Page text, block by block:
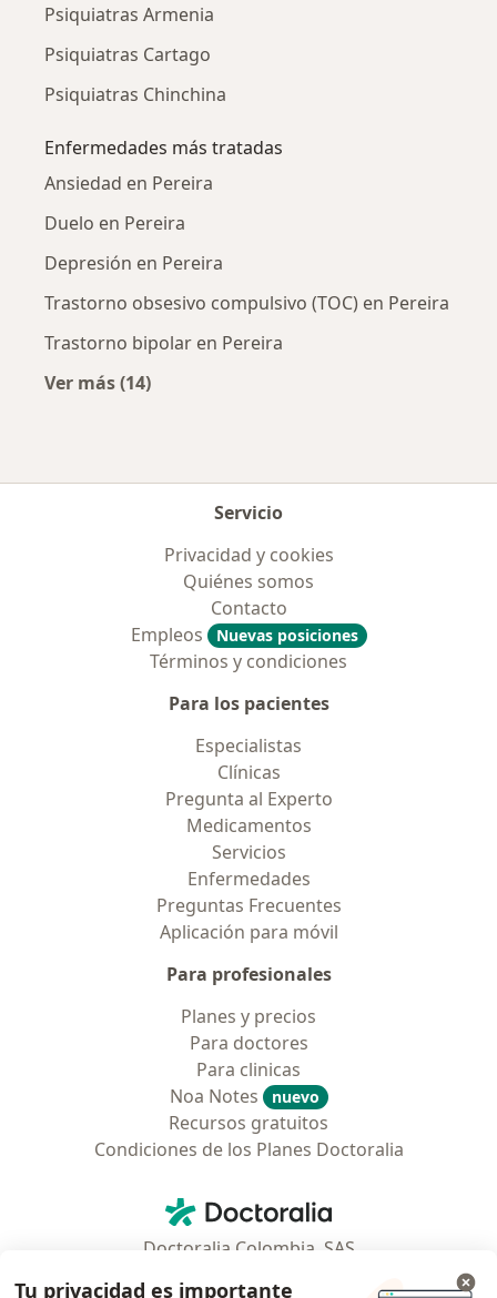
Psiquiatras Armenia
Psiquiatras Cartago
Psiquiatras Chinchina
Enfermedades más tratadas
Ansiedad en Pereira
Duelo en Pereira
Depresión en Pereira
Trastorno obsesivo compulsivo (TOC) en Pereira
Trastorno bipolar en Pereira
Ver más (14)
Servicio
Privacidad y cookies
Quiénes somos
Contacto
Empleos
Nuevas posiciones
Términos y condiciones
Para los pacientes
Especialistas
Clínicas
Pregunta al Experto
Medicamentos
Servicios
Enfermedades
Preguntas Frecuentes
Aplicación para móvil
Para profesionales
Planes y precios
Para doctores
Para clinicas
Noa Notes
nuevo
Recursos gratuitos
Condiciones de los Planes Doctoralia
Doctoralia - Página de inicio
Doctoralia Colombia, SAS
Tu privacidad es importante